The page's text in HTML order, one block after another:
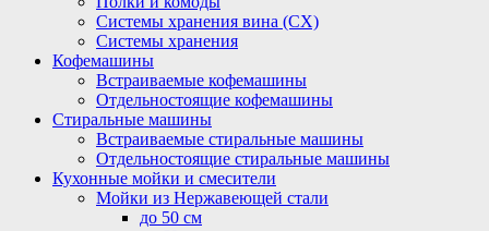
Системы хранения вина (СХ)
Системы хранения
Кофемашины
Встраиваемые кофемашины
Отдельностоящие кофемашины
Стиральные машины
Встраиваемые стиральные машины
Отдельностоящие стиральные машины
Кухонные мойки и смесители
Мойки из Нержавеющей стали
до 50 см